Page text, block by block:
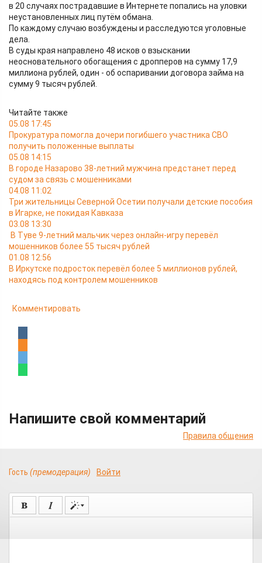
в 20 случаях пострадавшие в Интернете попались на уловки
неустановленных лиц путём обмана.
По каждому случаю возбуждены и расследуются уголовные
дела.
В суды края направлено 48 исков о взыскании
неосновательного обогащения с дропперов на сумму 17,9
миллиона рублей, один - об оспаривании договора займа на
сумму 9 тысяч рублей.
Читайте также
05.08 17:45
Прокуратура помогла дочери погибшего участника СВО
получить положенные выплаты
05.08 14:15
В городе Назарово 38-летний мужчина предстанет перед
судом за связь с мошенниками
04.08 11:02
Три жительницы Северной Осетии получали детские пособия
в Игарке, не покидая Кавказа
03.08 13:30
В Туве 9-летний мальчик через онлайн-игру перевёл
мошенников более 55 тысяч рублей
01.08 12:56
В Иркутске подросток перевёл более 5 миллионов рублей,
находясь под контролем мошенников
Комментировать
Напишите свой комментарий
Правила общения
Гость (премодерация) Войти